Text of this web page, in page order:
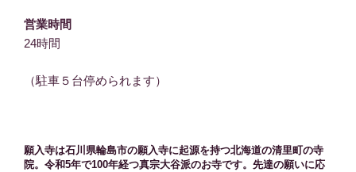
営業時間
24時間
（駐車５台停められます）
願入寺は石川県輪島市の願入寺に起源を持つ北海道の清里町の寺
院。令和5年で100年経つ真宗大谷派のお寺です。先達の願いに応